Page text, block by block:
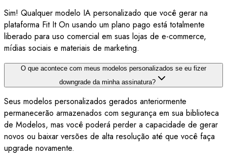
Sim! Qualquer modelo IA personalizado que você gerar na
plataforma Fit It On usando um plano pago está totalmente
liberado para uso comercial em suas lojas de e-commerce,
mídias sociais e materiais de marketing.
O que acontece com meus modelos personalizados se eu fizer
downgrade da minha assinatura?
Seus modelos personalizados gerados anteriormente
permanecerão armazenados com segurança em sua biblioteca
de Modelos, mas você poderá perder a capacidade de gerar
novos ou baixar versões de alta resolução até que você faça
upgrade novamente.